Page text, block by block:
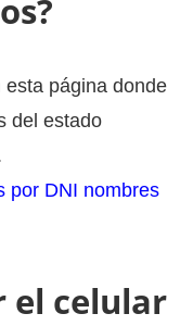
página donde
del estado
por DNI nombres
el celular